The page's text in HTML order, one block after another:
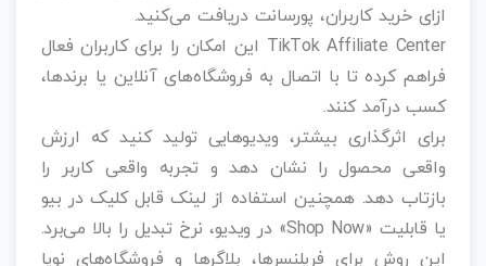
ازای خرید کاربران، پورسانت دریافت می‌کنید.
TikTok Affiliate Center این امکان را برای کاربران فعال
فراهم کرده تا با اتصال به فروشگاه‌های آنلاین یا برندها،
کسب درآمد کنند.
برای اثرگذاری بیشتر، ویدیوهایی تولید کنید که ارزش
واقعی محصول را نشان دهد و تجربه واقعی کاربر را
بازتاب دهد. همچنین استفاده از لینک قابل کلیک در بیو
یا قابلیت «Shop Now» در ویدیو، نرخ تبدیل را بالا می‌برد.
این روش برای فریلنسرها، بلاگرها و فروشگاه‌های نوپا